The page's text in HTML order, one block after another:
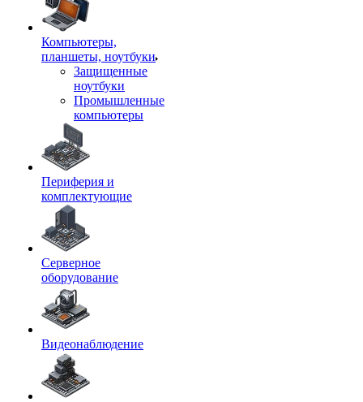
Компьютеры,
планшеты, ноутбуки
Защищенные
ноутбуки
Промышленные
компьютеры
Периферия и
комплектующие
Серверное
оборудование
Видеонаблюдение